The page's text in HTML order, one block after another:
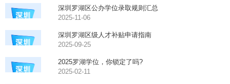
深圳罗湖区公办学位录取规则汇总
2025-11-06
深圳罗湖区级人才补贴申请指南
2025-09-25
2025罗湖学位，你锁定了吗?
2025-02-11